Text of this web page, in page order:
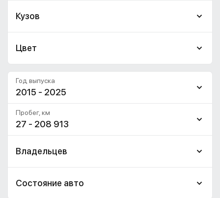
Кузов
Цвет
2015 - 2025
Год выпуска
27 - 208 913
Пробег, км
Владельцев
Состояние авто